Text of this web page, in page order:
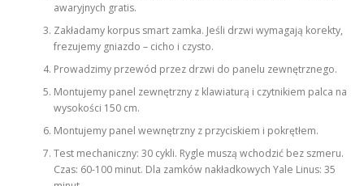
awaryjnych gratis.
Zakładamy korpus smart zamka. Jeśli drzwi wymagają korekty,
frezujemy gniazdo – cicho i czysto.
Prowadzimy przewód przez drzwi do panelu zewnętrznego.
Montujemy panel zewnętrzny z klawiaturą i czytnikiem palca na
wysokości 150 cm.
Montujemy panel wewnętrzny z przyciskiem i pokrętłem.
Test mechaniczny: 30 cykli. Rygle muszą wchodzić bez szmeru.
Czas: 60-100 minut. Dla zamków nakładkowych Yale Linus: 35